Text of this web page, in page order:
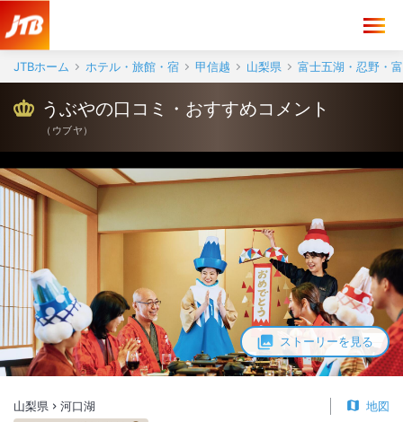
JTBホーム ホテル・旅館・宿 甲信越 山梨県 富士五湖・忍野・
ストーリーを見る
うぶやの口コミ・おすすめコメント
（ ウブヤ ）
山梨県 河口湖 地図